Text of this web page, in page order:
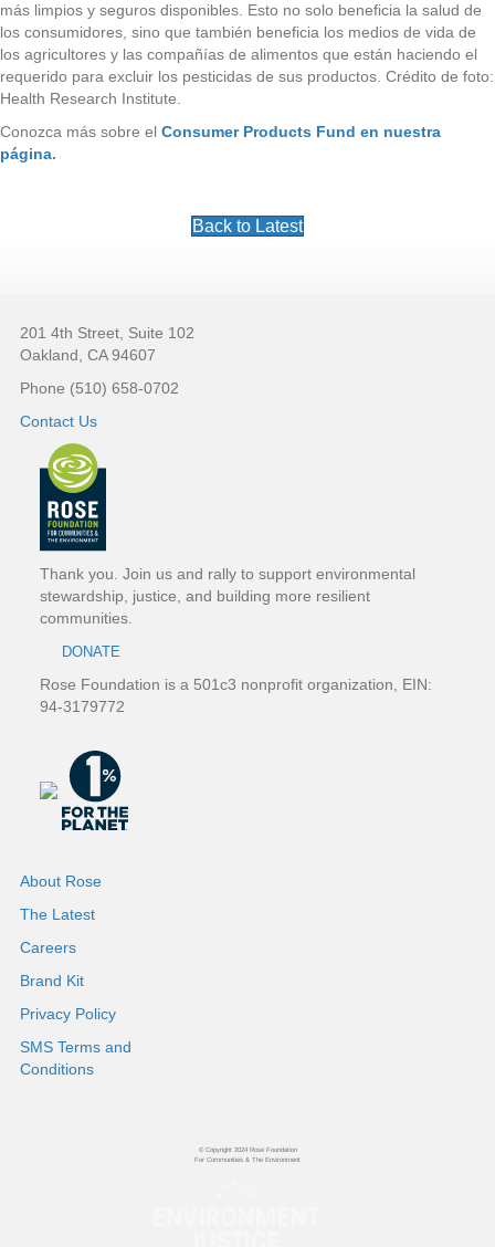
más limpios y seguros disponibles. Esto no solo beneficia la salud de
los consumidores, sino que también beneficia los medios de vida de
los agricultores y las compañías de alimentos que están haciendo el
requerido para excluir los pesticidas de sus productos. Crédito de foto:
Health Research Institute.
Conozca más sobre el Consumer Products Fund en nuestra
página.
Back to Latest
201 4th Street, Suite 102
Oakland, CA 94607
Phone (510) 658-0702
Contact Us
Thank you. Join us and rally to support environmental
stewardship, justice, and building more resilient
communities.
DONATE
Rose Foundation is a 501c3 nonprofit organization, EIN:
94-3179772
About Rose
The Latest
Careers
Brand Kit
Privacy Policy
SMS Terms and
Conditions
© Copyright 2024 Rose Foundation
For Communities & The Environment